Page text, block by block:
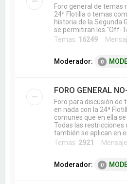
Foro general de temas
24ª Flotilla o temas
historia de la Segunda
se permitiran los "Off-
Temas: 16249
Moderador:
FORO GENERAL
Foro para discusión de
en nada con la 24ª
comunes que en ella
Todas las restricciones
también se aplican en
Temas: 2921
Moderador: